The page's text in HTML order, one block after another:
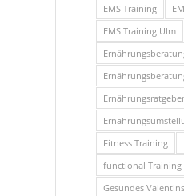
EMS Training
EMS Training Ulm
Fitness Training
functional Training
Gesundes